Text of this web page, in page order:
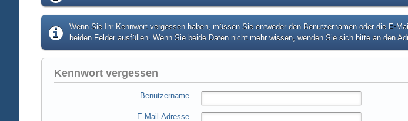
Wenn Sie Ihr Kennwort vergessen haben, müssen Sie entweder den Benutzernamen oder die E-
beiden Felder ausfüllen. Wenn Sie beide Daten nicht mehr wissen, wenden Sie sich bitte an den
Kennwort vergessen
Benutzername
E-Mail-Adresse